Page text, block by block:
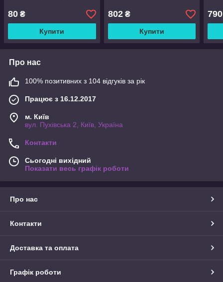
80 ₴
Купити
802₴
Купити
790
Про нас
100% позитивних з 104 відгуків за рік
Працює з 16.12.2017
м. Київ
вул. Пухівська 2, Київ, Україна
Контакти
Сьогодні вихідний
Показати весь графік роботи
Про нас
Контакти
Доставка та оплата
Графік роботи